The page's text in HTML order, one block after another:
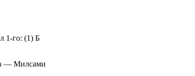
1-го: (1) Б
— Милсами